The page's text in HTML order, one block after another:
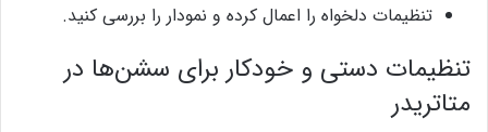
تنظیمات دلخواه را اعمال کرده و نمودار را بررسی کنید.
تنظیمات دستی و خودکار برای سشن‌ها در
متاتریدر